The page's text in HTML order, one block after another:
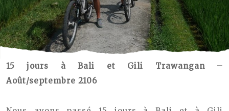
15 jours à Bali et Gili Trawangan –
Août/septembre 2106